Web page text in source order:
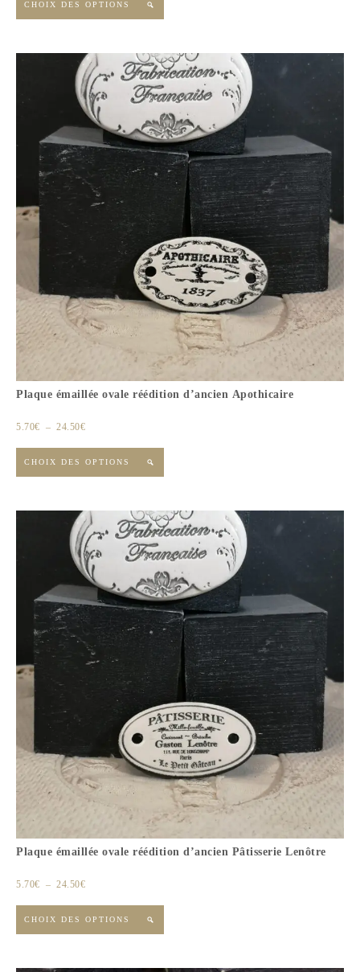
CHOIX DES OPTIONS 
Plaque émaillée ovale réédition d’ancien Apothicaire
5.70€ – 24.50€
CHOIX DES OPTIONS 
Plaque émaillée ovale réédition d’ancien Pâtisserie Lenôtre
5.70€ – 24.50€
CHOIX DES OPTIONS 